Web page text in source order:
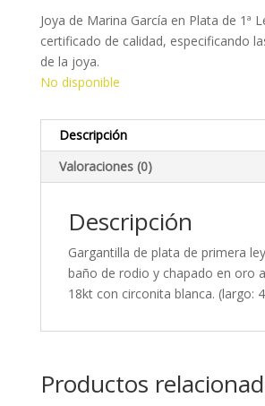
Joya de Marina García en Plata de 1ª
certificado de calidad, especificando
de la joya.
No disponible
Descripción
Valoraciones (0)
Descripción
Gargantilla de plata de primera
baño de rodio y chapado en oro
18kt con circonita blanca. (largo:
Productos